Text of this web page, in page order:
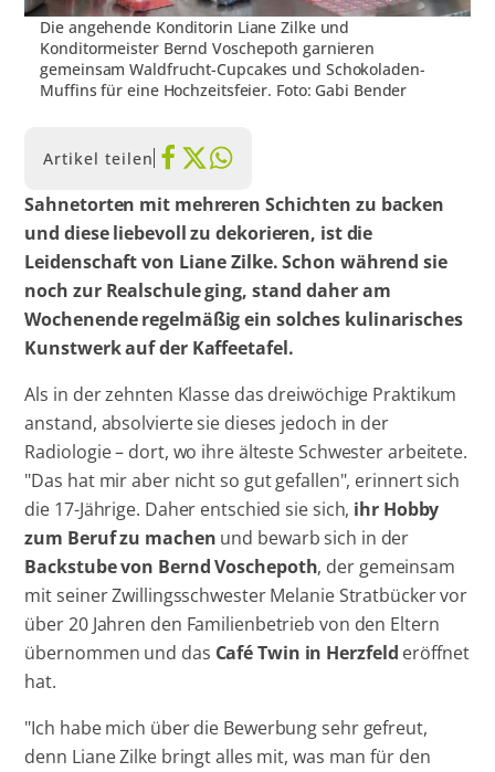
Die angehende Konditorin Liane Zilke und
Konditormeister Bernd Voschepoth garnieren
gemeinsam Waldfrucht-Cupcakes und Schokoladen-
Muffins für eine Hochzeitsfeier. Foto: Gabi Bender
Artikel teilen
Sahnetorten mit mehreren Schichten zu backen
und diese liebevoll zu dekorieren, ist die
Leidenschaft von Liane Zilke. Schon während sie
noch zur Realschule ging, stand daher am
Wochenende regelmäßig ein solches kulinarisches
Kunstwerk auf der Kaffeetafel.
Als in der zehnten Klasse das dreiwöchige Praktikum
anstand, absolvierte sie dieses jedoch in der
Radiologie – dort, wo ihre älteste Schwester arbeitete.
"Das hat mir aber nicht so gut gefallen", erinnert sich
die 17-Jährige. Daher entschied sie sich, ihr Hobby
zum Beruf zu machen und bewarb sich in der
Backstube von Bernd Voschepoth, der gemeinsam
mit seiner Zwillingsschwester Melanie Stratbücker vor
über 20 Jahren den Familienbetrieb von den Eltern
übernommen und das Café Twin in Herzfeld eröffnet
hat.
"Ich habe mich über die Bewerbung sehr gefreut,
denn Liane Zilke bringt alles mit, was man für den